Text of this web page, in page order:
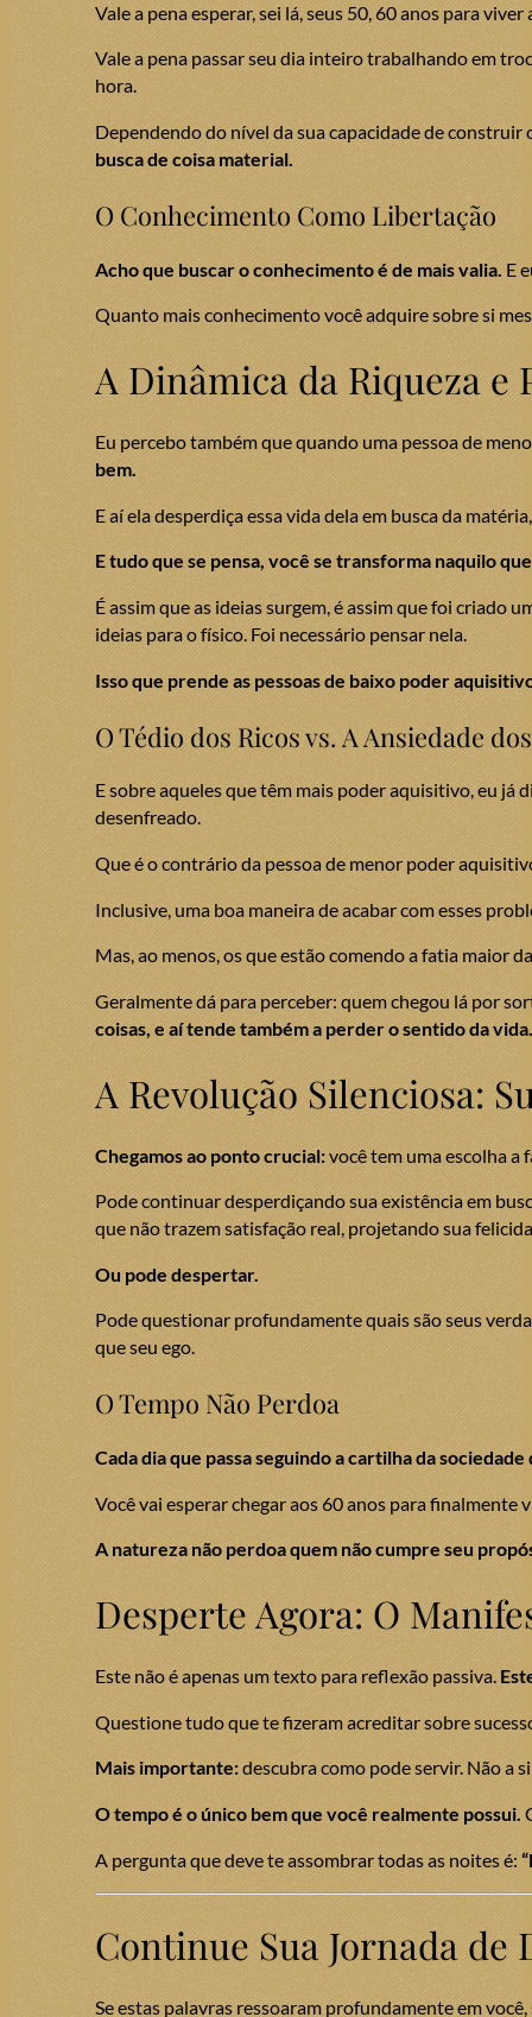
Vale a pena esperar, sei lá, seus 50, 60 anos para
Vale a pena passar seu dia inteiro trabalhando em
hora.
Dependendo do nível da sua capacidade de
busca de coisa material.
O Conhecimento Como Libertação
Acho que buscar o conhecimento é de mais valia.E
Quanto mais conhecimento você adquire sobre si
A Dinâmica da Riqueza e
Eu percebo também que quando uma pessoa de
bem.
E aí ela desperdiça essa vida dela em busca da
E tudo que se pensa, você se transforma naquilo
É assim que as ideias surgem, é assim que foi criado
ideias para o físico. Foi necessário pensar nela.
Isso que prende as pessoas de baixo poder
O Tédio dos Ricos vs. A Ansiedade
E sobre aqueles que têm mais poder aquisitivo, eu já
desenfreado.
Que é o contrário da pessoa de menor poder
Inclusive, uma boa maneira de acabar com esses
Mas, ao menos, os que estão comendo a fatia maior
Geralmente dá para perceber: quem chegou lá por
coisas, e aí tende também a perder o sentido da vida.
A Revolução Silenciosa:
Chegamos ao ponto crucial:você tem uma escolha a
Pode continuar desperdiçando sua existência em
que não trazem satisfação real, projetando sua
Ou pode despertar.
Pode questionar profundamente quais são seus
que seu ego.
O Tempo Não Perdoa
Cada dia que passa seguindo a cartilha da
Você vai esperar chegar aos 60 anos para
A natureza não perdoa quem não cumpre seu
Desperte Agora: O
Este não é apenas um texto para reflexão passiva.
Questione tudo que te fizeram acreditar sobre
Mais importante:descubra como pode servir. Não a
O tempo é o único bem que você realmente possui.
A pergunta que deve te assombrar todas as noites é:
Continue Sua Jornada de
Se estas palavras ressoaram profundamente em